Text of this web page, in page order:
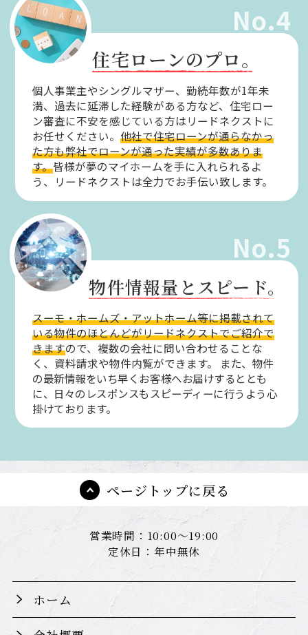
No.4
住宅ローンのプロ。
個人事業主やシングルマザー、勤続年数が1年未
満、過去に延滞した経験がある方など、住宅ロー
ン審査に不安を感じている方はリードネクストに
お任せください。他社で住宅ローンが通らなかっ
た方も弊社でローンが通った実績が多数ありま
す。皆様が夢のマイホームを手に入れられるよ
う、リードネクストは全力でお手伝い致します。
No.5
物件情報量とスピード。
スーモ・ホームズ・アットホーム等に掲載されて
いる物件のほとんどがリードネクストでご紹介で
きますので、複数の会社に問い合わせることな
く、資料請求や物件内覧ができます。
また、物件
の最新情報をいち早くお客様へお届けするととも
に、日々のレスポンスもスピーディーに行うよう心
掛けております。
ページトップに戻る
営業時間：10:00～19:00
定休日：年中無休
ホーム